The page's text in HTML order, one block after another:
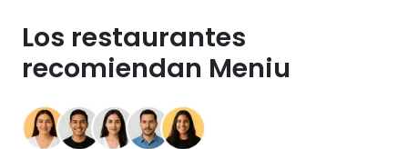
Los restaurantes
recomiendan Meniu